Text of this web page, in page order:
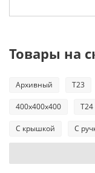
Товары на
Архивный Т23
400х400х400 Т24
С крышкой С